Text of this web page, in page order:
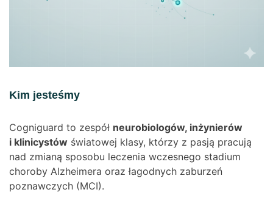
Kim jesteśmy
Cogniguard to zespół neurobiologów, inżynierów
i klinicystów światowej klasy, którzy z pasją pracują
nad zmianą sposobu leczenia wczesnego stadium
choroby Alzheimera oraz łagodnych zaburzeń
poznawczych (MCI).